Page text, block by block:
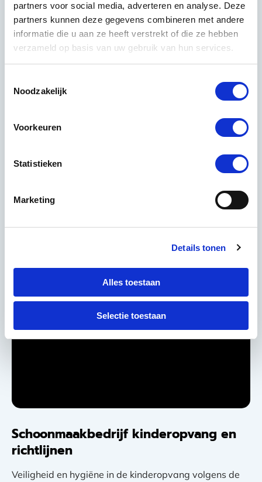
partners voor social media, adverteren en analyse. Deze
partners kunnen deze gegevens combineren met andere
informatie die u aan ze heeft verstrekt of die ze hebben
verzameld op basis van uw gebruik van hun services.
Noodzakelijk
Voorkeuren
Statistieken
Marketing
Details tonen
Alles toestaan
Selectie toestaan
Over de auteur
Lees meer over Team Marketing
Schoonmaakbedrijf kinderopvang en
richtlijnen
Veiligheid en hygiëne in de kinderopvang volgens de